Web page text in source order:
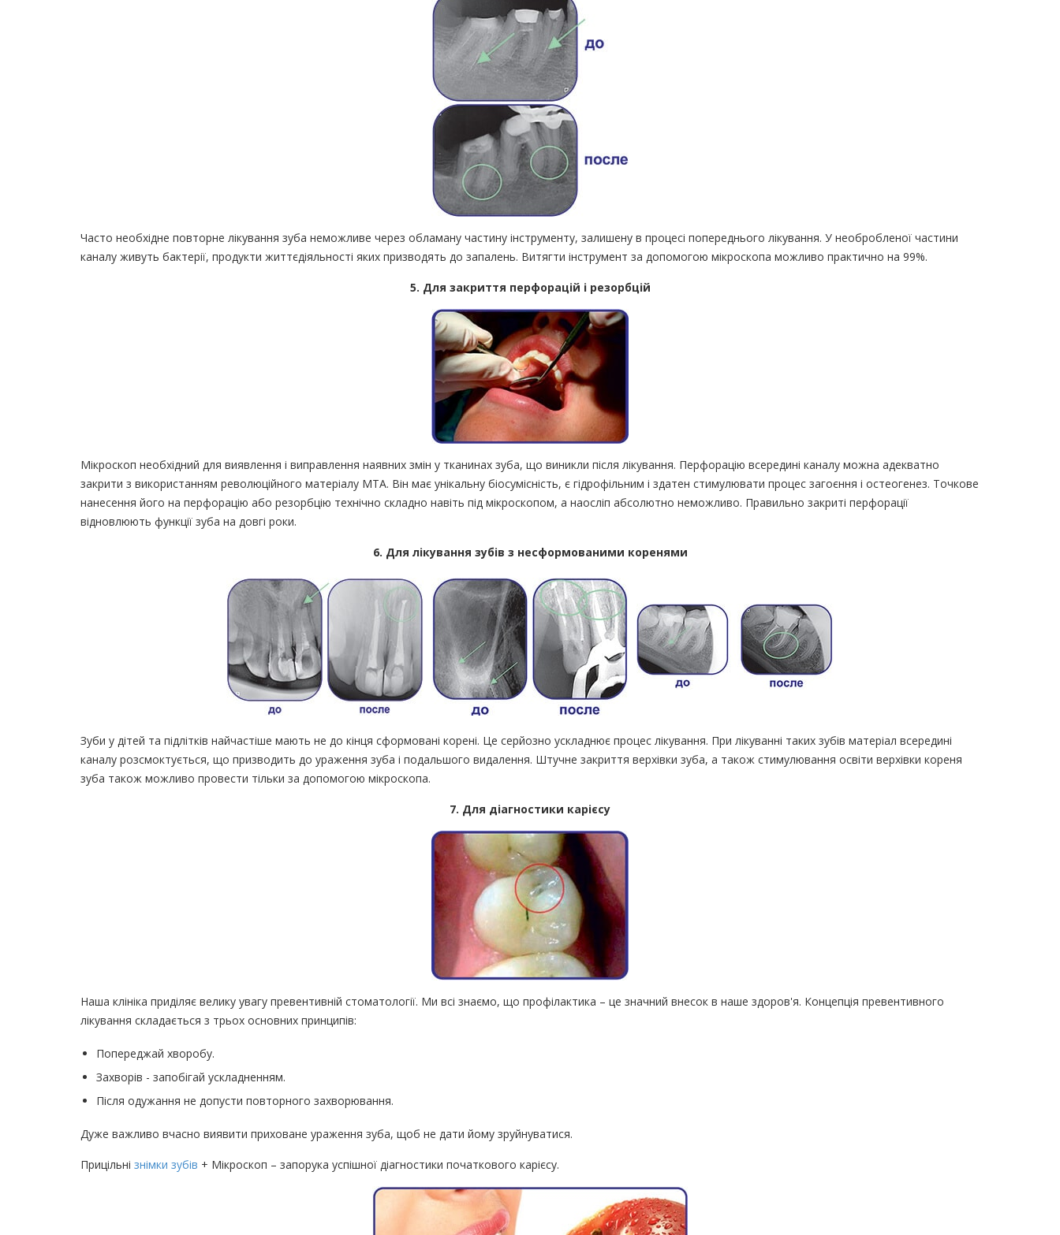
Часто необхідне повторне лікування зуба неможливе через обламану частину інструменту, залишену в процесі попереднього лікування. У необробленої частини
каналу живуть бактерії, продукти життєдіяльності яких призводять до запалень. Витягти інструмент за допомогою мікроскопа можливо практично на 99%.
5. Для закриття перфорацій і резорбцій
Мікроскоп необхідний для виявлення і виправлення наявних змін у тканинах зуба, що виникли після лікування. Перфорацію всередині каналу можна адекватно
закрити з використанням революційного матеріалу МТА. Він має унікальну біосумісність, є гідрофільним і здатен стимулювати процес загоєння і остеогенез. Точкове
нанесення його на перфорацію або резорбцію технічно складно навіть під мікроскопом, а наосліп абсолютно неможливо. Правильно закриті перфорації
відновлюють функції зуба на довгі роки.
6. Для лікування зубів з несформованими коренями
Зуби у дітей та підлітків найчастіше мають не до кінця сформовані корені. Це серйозно ускладнює процес лікування. При лікуванні таких зубів матеріал всередині
каналу розсмоктується, що призводить до ураження зуба і подальшого видалення. Штучне закриття верхівки зуба, а також стимулювання освіти верхівки кореня
зуба також можливо провести тільки за допомогою мікроскопа.
7. Для діагностики карієсу
Наша клініка приділяє велику увагу превентивній стоматології. Ми всі знаємо, що профілактика – це значний внесок в наше здоров'я. Концепція превентивного
лікування складається з трьох основних принципів:
Попереджай хворобу.
Захворів - запобігай ускладненням.
Після одужання не допусти повторного захворювання.
Дуже важливо вчасно виявити приховане ураження зуба, щоб не дати йому зруйнуватися.
Прицільні знімки зубів + Мікроскоп – запорука успішної діагностики початкового карієсу.